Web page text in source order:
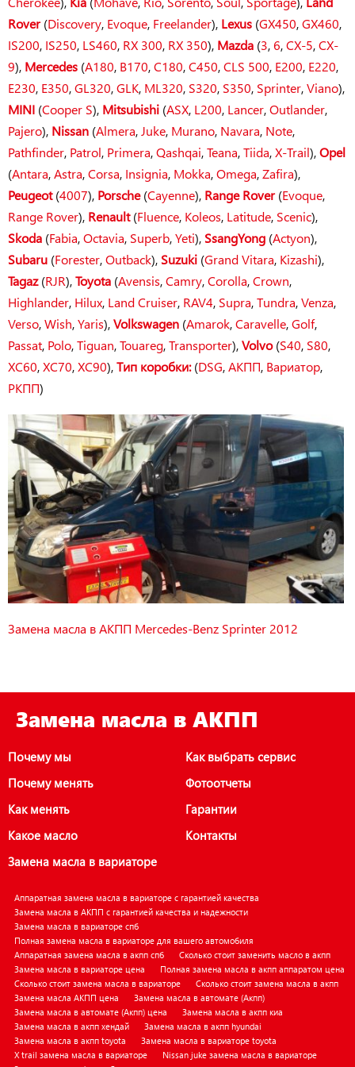
Rover(Discovery, Evoque, Freelander), Lexus (GX450,GX460,
IS200, IS250, LS460, RX 300, RX 350), Mazda (3, 6,CX-5,CX-
9), Mercedes (A180, B170,C180,C450,CLS 500, E200, E220,
E230, E350,GL320,GLK, ML320, S320, S350, Sprinter,Viano),
MINI (Cooper S), Mitsubishi (ASX, L200, Lancer,Outlander,
Pajero), Nissan (Almera, Juke, Murano, Navara, Note,
Pathfinder, Patrol, Primera,Qashqai,Teana,Tiida,X-Trail),Opel
(Antara,Astra,Corsa, Insignia, Mokka,Omega,Zafira),
Peugeot(4007), Porsche(Cayenne), Range Rover(Evoque,
Range Rover), Renault(Fluence, Koleos, Latitude, Scenic),
Skoda (Fabia,Octavia, Superb,Yeti), SsangYong (Actyon),
Subaru (Forester,Outback), Suzuki (Grand Vitara, Kizashi),
Tagaz(RJR),Toyota (Avensis,Camry,Corolla,Crown,
Highlander, Hilux, Land Cruiser, RAV4, Supra,Tundra,Venza,
Verso,Wish,Yaris),Volkswagen (Amarok,Caravelle,Golf,
Passat, Polo,Tiguan,Touareg,Transporter),Volvo(S40, S80,
XC60,XC70,XC90),Тип коробки:(DSG,АКПП, Вариатор,
РКПП)
Замена масла в АКПП Mercedes-Benz Sprinter 2012
Замена масла в АКПП
Почему мы
Почему менять
Как менять
Какое масло
Замена масла в вариаторе
Как выбрать сервис
Фотоотчеты
Гарантии
Контакты
Аппаратная замена масла в вариаторе с гарантией качества
Замена масла в АКПП с гарантией качества и надежности
Замена масла в вариаторе спб
Полная замена масла в вариаторе для вашего автомобиля
Аппаратная замена масла в акпп спб
Сколько стоит заменить масло в акпп
Замена масла в вариаторе цена
Полная замена масла в акпп аппаратом цена
Сколько стоит замена масла в вариаторе
Сколько стоит замена масла в акпп
Замена масла АКПП цена
Замена масла в автомате (Акпп)
Замена масла в автомате (Акпп) цена
Замена масла в акпп киа
Замена масла в акпп хендай
Замена масла в акпп hyundai
Замена масла в акпп toyota
Замена масла в вариаторе toyota
X trail замена масла в вариаторе
Nissan juke замена масла в вариаторе